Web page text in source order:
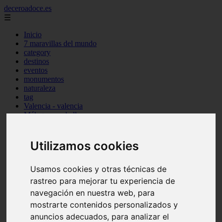
Utilizamos cookies
Usamos cookies y otras técnicas de
rastreo para mejorar tu experiencia de
navegación en nuestra web, para
mostrarte contenidos personalizados y
anuncios adecuados, para analizar el
deceroadoce.es
☰
Inicio
7 maravillas del mundo
category
destinos
eventos
monumentos
naturaleza
tag
Valencia - valencia
Málaga - marbella
Sevilla - bormujos
Santa-cruz-de-tenerife - santiago-del-teide
Murcia - murcia
Alicante - benidorm
Alicante - finestrat
Almería - mojácar
Alicante - orihuela
Huesca - jaca